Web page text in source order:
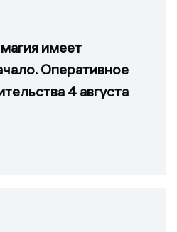
имеет
Оперативное
4 августа